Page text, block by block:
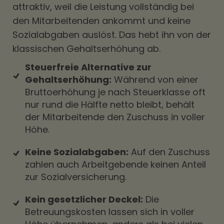
attraktiv, weil die Leistung vollständig bei
den Mitarbeitenden ankommt und keine
Sozialabgaben auslöst. Das hebt ihn von der
klassischen Gehaltserhöhung ab.
Steuerfreie Alternative zur
Gehaltserhöhung: Während von einer
Bruttoerhöhung je nach Steuerklasse oft
nur rund die Hälfte netto bleibt, behält
der Mitarbeitende den Zuschuss in voller
Höhe.
Keine Sozialabgaben: Auf den Zuschuss
zahlen auch Arbeitgebende keinen Anteil
zur Sozialversicherung.
Kein gesetzlicher Deckel: Die
Betreuungskosten lassen sich in voller